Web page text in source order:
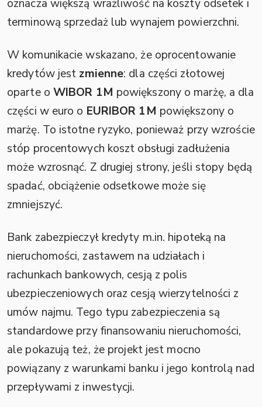
oznacza większą wrażliwość na koszty odsetek i
terminową sprzedaż lub wynajem powierzchni.
W komunikacie wskazano, że oprocentowanie
kredytów jest zmienne: dla części złotowej
oparte o WIBOR 1M powiększony o marżę, a dla
części w euro o EURIBOR 1M powiększony o
marżę. To istotne ryzyko, ponieważ przy wzroście
stóp procentowych koszt obsługi zadłużenia
może wzrosnąć. Z drugiej strony, jeśli stopy będą
spadać, obciążenie odsetkowe może się
zmniejszyć.
Bank zabezpieczył kredyty m.in. hipoteką na
nieruchomości, zastawem na udziałach i
rachunkach bankowych, cesją z polis
ubezpieczeniowych oraz cesją wierzytelności z
umów najmu. Tego typu zabezpieczenia są
standardowe przy finansowaniu nieruchomości,
ale pokazują też, że projekt jest mocno
powiązany z warunkami banku i jego kontrolą nad
przepływami z inwestycji.